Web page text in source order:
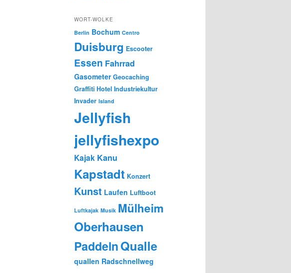
WORT-WOLKE
Berlin Bochum Centro
Duisburg Escooter
Essen Fahrrad
Gasometer Geocaching
Graffiti Hotel Industriekultur
Invader Island
Jellyfish
jellyfishexpo
Kajak Kanu
Kapstadt Konzert
Kunst Laufen Luftboot
Luftkajak Musik Mülheim
Oberhausen
PaddelnQualle
quallen Radschnellweg